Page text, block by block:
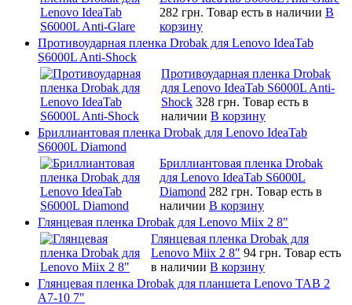
282 грн. Товар есть в наличии В
корзину
Противоударная пленка Drobak для Lenovo IdeaTab
S6000L Anti-Shock
Противоударная пленка Drobak
для Lenovo IdeaTab S6000L Anti-
Shock 328 грн. Товар есть в
наличии В корзину
Бриллиантовая пленка Drobak для Lenovo IdeaTab
S6000L Diamond
Бриллиантовая пленка Drobak
для Lenovo IdeaTab S6000L
Diamond 282 грн. Товар есть в
наличии В корзину
Глянцевая пленка Drobak для Lenovo Miix 2 8"
Глянцевая пленка Drobak для
Lenovo Miix 2 8" 94 грн. Товар есть
в наличии В корзину
Глянцевая пленка Drobak для планшета Lenovo TAB 2
A7-10 7"